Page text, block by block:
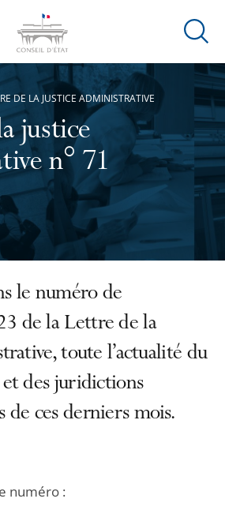
Ouvrir
justice
n° 71
DE LA JUSTICE ADMINISTRATIVE
le numéro de
de la Lettre de la
toute l’actualité du
et des juridictions
de ces derniers mois.
numéro :